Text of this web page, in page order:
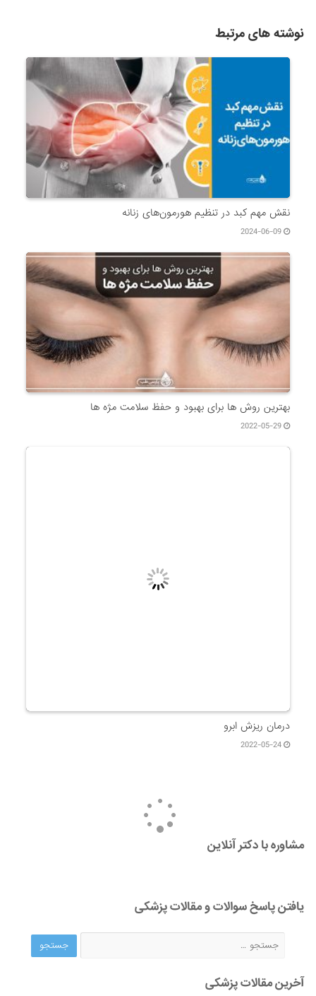
نوشته های مرتبط
نقش مهم کبد در تنظیم هورمون‌های زنانه
2024-06-09
بهترین روش ها برای بهبود و حفظ سلامت مژه ها
2022-05-29
مشاوره با دکتر آنلاین
یافتن پاسخ سوالات و مقالات پزشکی
آخرین مقالات پزشکی
مشاوره آنلاین پزشکی برای ایرانیان خارج از کشور | وقتی فاصله
ویزیت پلاس | ویزیتی که سه ماه باز می‌ماند!